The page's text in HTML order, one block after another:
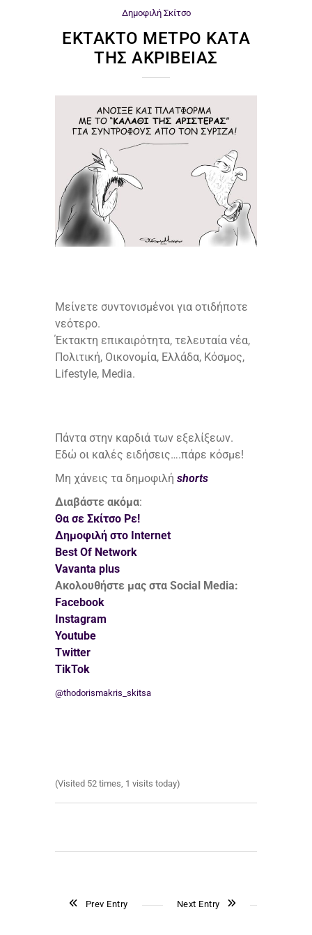
Δημοφιλή Σκίτσο
ΈΚΤΑΚΤΟ ΜΈΤΡΟ ΚΑΤΆ
ΤΗΣ ΑΚΡΊΒΕΙΑΣ
Μείνετε συντονισμένοι για οτιδήποτε
νεότερο.
Έκτακτη επικαιρότητα, τελευταία νέα,
Πολιτική, Οικονομία, Ελλάδα, Κόσμος,
Lifestyle, Media.
Πάντα στην καρδιά των εξελίξεων.
Εδώ οι καλές ειδήσεις….πάρε κόσμε!
Μη χάνεις τα δημοφιλή shorts
Διαβάστε ακόμα:
Θα σε Σκίτσο Ρε!
Δημοφιλή στο Internet
Best Of Network
Vavanta plus
Ακολουθήστε μας στα Social Media:
Facebook
Instagram
Youtube
Twitter
TikTok
@thodorismakris_skitsa
(Visited 52 times, 1 visits today)
Prev Entry Next Entry